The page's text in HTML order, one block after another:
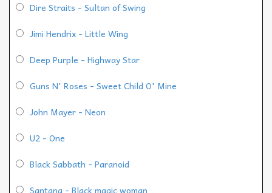
Dire Straits - Sultan of Swing
Jimi Hendrix - Little Wing
Deep Purple - Highway Star
Guns N' Roses - Sweet Child O' Mine
John Mayer - Neon
U2 - One
Black Sabbath - Paranoid
Santana - Black magic woman